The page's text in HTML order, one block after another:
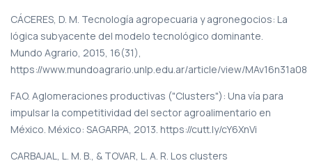
CÁCERES, D. M. Tecnología agropecuaria y agronegocios: La
lógica subyacente del modelo tecnológico dominante.
Mundo Agrario, 2015, 16(31),
https://www.mundoagrario.unlp.edu.ar/article/view/MAv16n31a08
FAO. Aglomeraciones productivas ("Clusters"): Una vía para
impulsar la competitividad del sector agroalimentario en
México. México: SAGARPA, 2013. https://cutt.ly/cY6XnVi
CARBAJAL, L. M. B., & TOVAR, L. A. R. Los clusters